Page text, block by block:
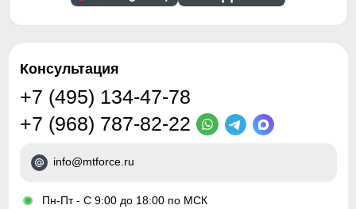
Консультация
+7 (495) 134-47-78
+7 (968) 787-82-22
info@mtforce.ru
• Пн-Пт - С 9:00 до 18:00 по МСК